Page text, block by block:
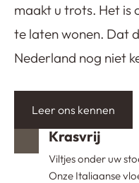
maakt u trots. Het is
te laten wonen. Dat
Nederland nog niet
Leer ons kennen
Krasvrij
Viltjes onder uw
Onze Italiaanse